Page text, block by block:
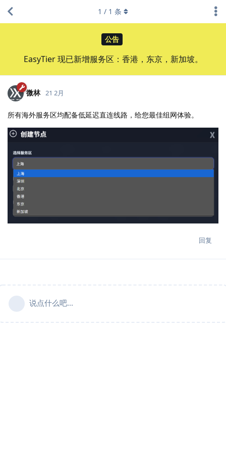
公告
EasyTier 现已新增服务区：香港，东京，新加坡。
1 / 1 条
微林 21 2月
所有海外服务区均配备低延迟直连线路，给您最佳组网体验。
回复
说点什么吧...